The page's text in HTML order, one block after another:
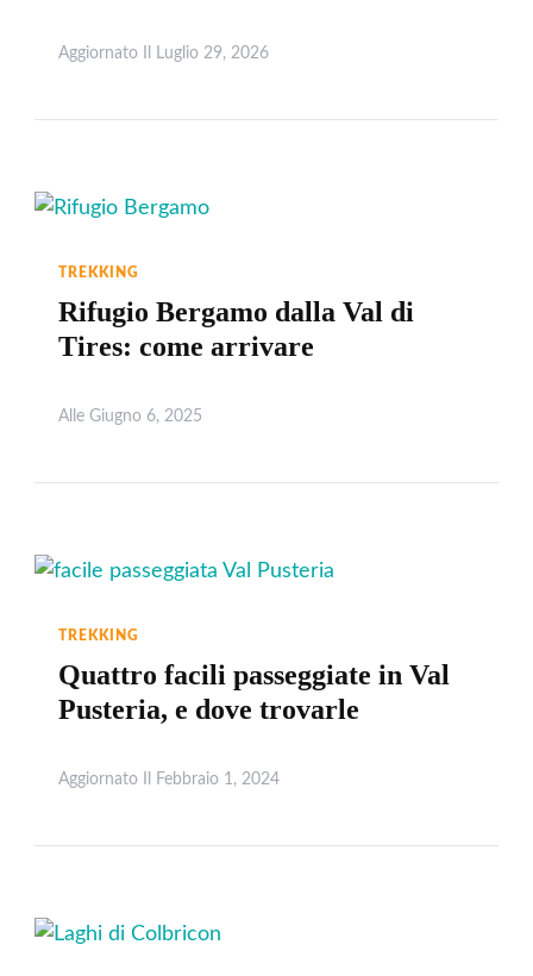
Aggiornato Il Luglio 29, 2026
TREKKING
Rifugio Bergamo dalla Val di
Tires: come arrivare
Alle Giugno 6, 2025
TREKKING
Quattro facili passeggiate in Val
Pusteria, e dove trovarle
Aggiornato Il Febbraio 1, 2024